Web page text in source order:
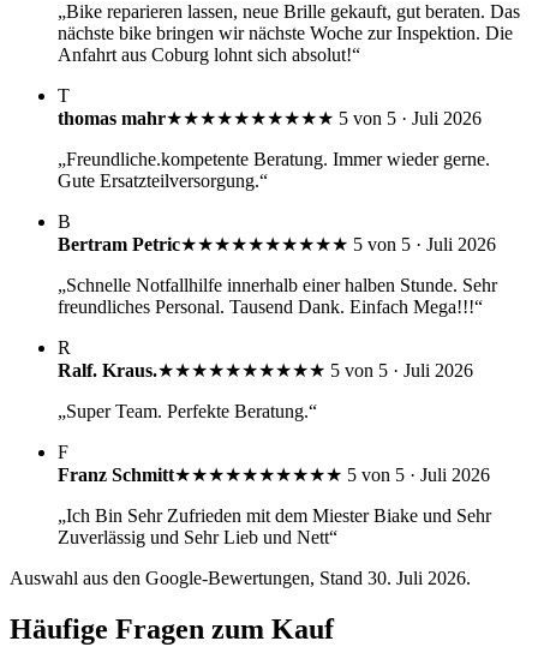
„Bike reparieren lassen, neue Brille gekauft, gut beraten. Das
nächste bike bringen wir nächste Woche zur Inspektion. Die
Anfahrt aus Coburg lohnt sich absolut!“
T
thomas mahr★★★★★★★★★★ 5 von 5 · Juli 2026
„Freundliche.kompetente Beratung. Immer wieder gerne.
Gute Ersatzteilversorgung.“
B
Bertram Petric★★★★★★★★★★ 5 von 5 · Juli 2026
„Schnelle Notfallhilfe innerhalb einer halben Stunde. Sehr
freundliches Personal. Tausend Dank. Einfach Mega!!!“
R
Ralf. Kraus.★★★★★★★★★★ 5 von 5 · Juli 2026
„Super Team. Perfekte Beratung.“
F
Franz Schmitt★★★★★★★★★★ 5 von 5 · Juli 2026
„Ich Bin Sehr Zufrieden mit dem Miester Biake und Sehr
Zuverlässig und Sehr Lieb und Nett“
Auswahl aus den Google-Bewertungen, Stand 30. Juli 2026.
Häufige Fragen zum Kauf